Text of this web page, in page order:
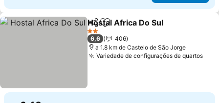
PartilharAdicionar aos favoritos
Hostal Africa Do Sul
2 Estrelas
6,6
406
a 1.8 km de Castelo de São Jorge
Variedade de configurações de quartos